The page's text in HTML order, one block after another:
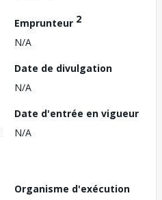
Emprunteur 2
N/A
Date de divulgation
N/A
Date d'entrée en vigueur
N/A
Organisme d'exécution